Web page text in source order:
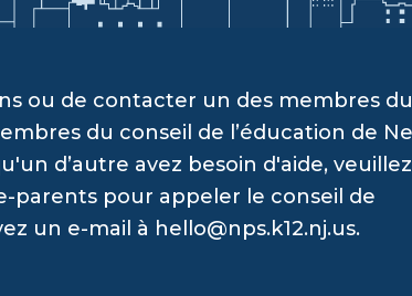
ou de contacter un des membres du
du conseil de l’éducation de
d’autre avez besoin d'aide, veuillez
parents pour appeler le conseil de
un e-mail à hello@nps.k12.nj.us.